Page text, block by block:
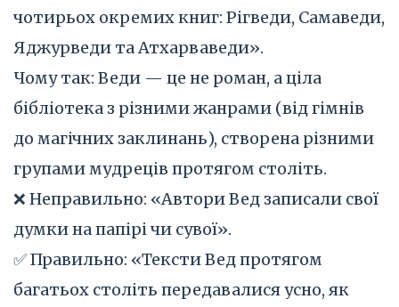
чотирьох окремих книг: Рігведи, Самаведи,
Яджурведи та Атхарваведи».
Чому так: Веди — це не роман, а ціла
бібліотека з різними жанрами (від гімнів
до магічних заклинань), створена різними
групами мудреців протягом століть.
❌ Неправильно: «Автори Вед записали свої
думки на папірі чи сувої».
✅ Правильно: «Тексти Вед протягом
багатьох століть передавалися усно, як